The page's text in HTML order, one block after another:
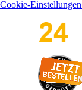
Cookie-
Menü